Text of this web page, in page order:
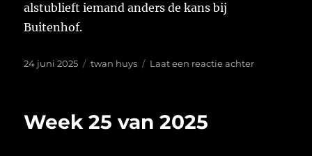
alstublieft iemand anders de kans bij
Buitenhof.
Geplaatst
24 juni 2025 Tags
twan huys Laat een reactie achterop
Week 25 van 2025